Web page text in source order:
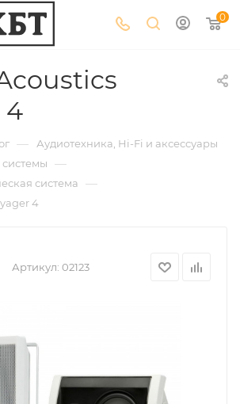
0
4
— Аудиотехника, Hi-Fi и аксессуары
системы —
система —
4
Артикул: 02123